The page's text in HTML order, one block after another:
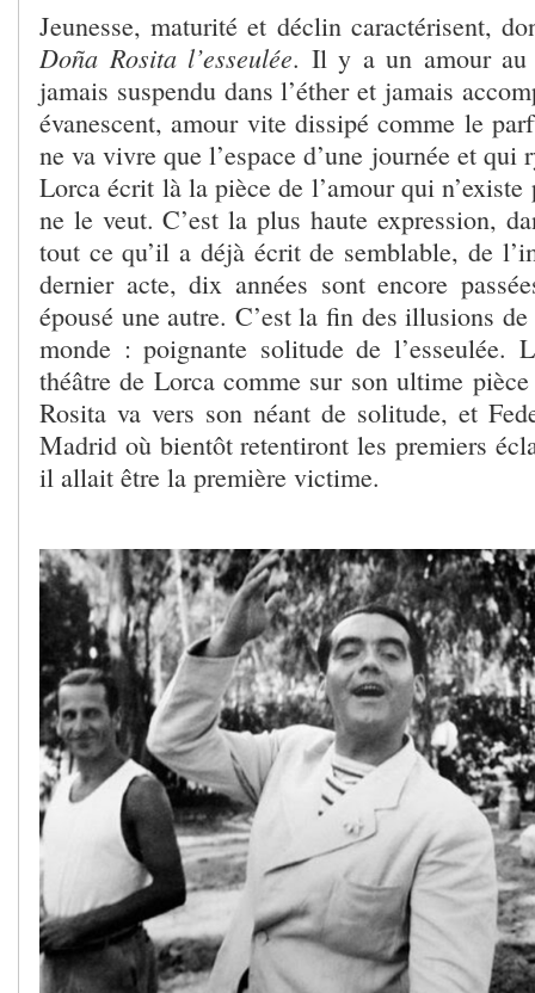
Jeunesse, maturité et déclin caractérisent,
Doña Rosita l’esseulée. Il y a un amour au
jamais suspendu dans l’éther et jamais
évanescent, amour vite dissipé comme le
ne va vivre que l’espace d’une journée et qui
Lorca écrit là la pièce de l’amour qui
ne le veut. C’est la plus haute expression,
tout ce qu’il a déjà écrit de semblable, de
dernier acte, dix années sont encore
épousé une autre. C’est la fin des illusions
monde : poignante solitude de l’esseulée.
théâtre de Lorca comme sur son ultime
Rosita va vers son néant de solitude, et
Madrid où bientôt retentiront les premiers
il allait être la première victime.